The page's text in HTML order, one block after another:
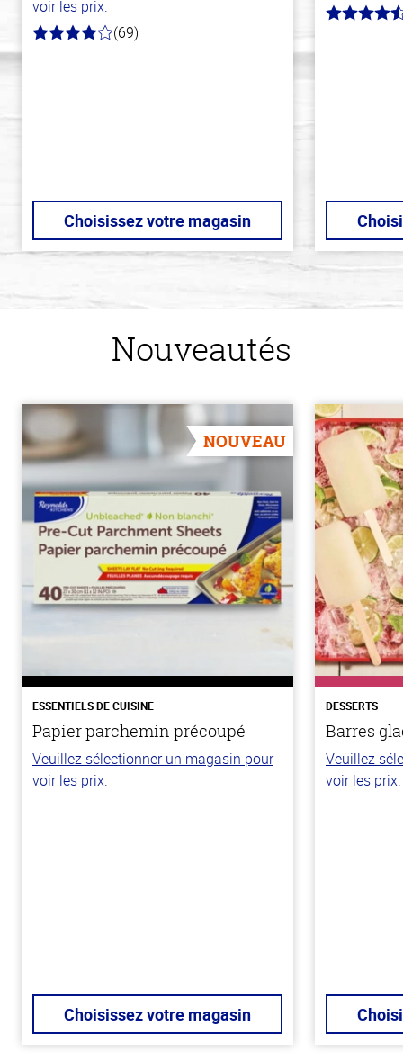
voir les prix.
4.0
(69)
Choisissez votre magasin
4.7
Nouveautés
NOUVEAU
ESSENTIELS DE CUISINE
Papier parchemin précoupé
Veuillez sélectionner un magasin pour
voir les prix.
Choisissez votre magasin
DESSERTS
Barres
Veuillez
voir les prix.